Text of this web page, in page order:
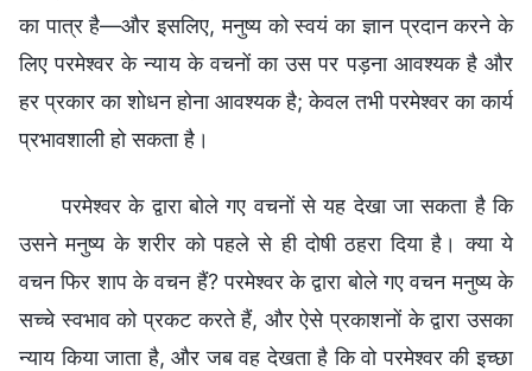
का पात्र है—और इसलिए, मनुष्य को स्वयं का ज्ञान प्रदान करने के
लिए परमेश्वर के न्याय के वचनों का उस पर पड़ना आवश्यक है और
हर प्रकार का शोधन होना आवश्यक है; केवल तभी परमेश्वर का कार्य
प्रभावशाली हो सकता है।
परमेश्वर के द्वारा बोले गए वचनों से यह देखा जा सकता है कि
उसने मनुष्य के शरीर को पहले से ही दोषी ठहरा दिया है। क्या ये
वचन फिर शाप के वचन हैं? परमेश्वर के द्वारा बोले गए वचन मनुष्य के
सच्चे स्वभाव को प्रकट करते हैं, और ऐसे प्रकाशनों के द्वारा उसका
न्याय किया जाता है, और जब वह देखता है कि वो परमेश्वर की इच्छा